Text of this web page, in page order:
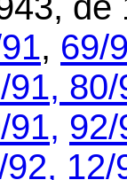
, 69/
91, 80/
91,
92, 12/